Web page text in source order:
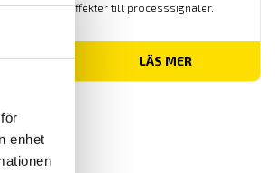
enhet
samt effekter till processsignaler.
LÄS MER